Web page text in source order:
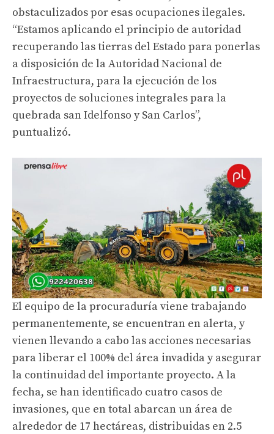
obstaculizados por esas ocupaciones ilegales.
“Estamos aplicando el principio de autoridad
recuperando las tierras del Estado para ponerlas
a disposición de la Autoridad Nacional de
Infraestructura, para la ejecución de los
proyectos de soluciones integrales para la
quebrada san Idelfonso y San Carlos”,
puntualizó.
El equipo de la procuraduría viene trabajando
permanentemente, se encuentran en alerta, y
vienen llevando a cabo las acciones necesarias
para liberar el 100% del área invadida y asegurar
la continuidad del importante proyecto. A la
fecha, se han identificado cuatro casos de
invasiones, que en total abarcan un área de
alrededor de 17 hectáreas, distribuidas en 2.5